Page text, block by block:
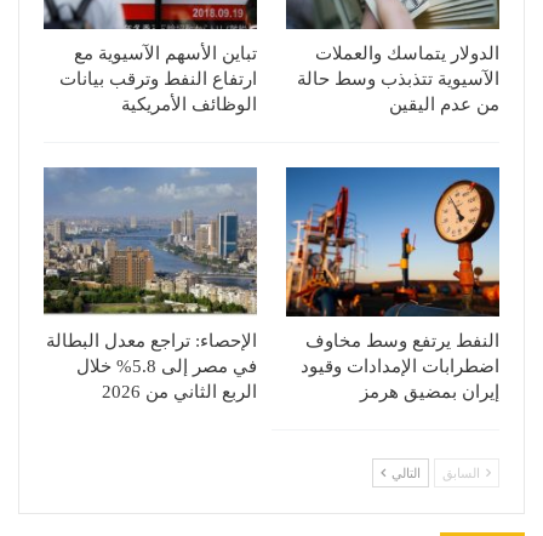
الدولار يتماسك والعملات
الآسيوية تتذبذب وسط حالة
من عدم اليقين
تباين الأسهم الآسيوية مع
ارتفاع النفط وترقب بيانات
الوظائف الأمريكية
النفط يرتفع وسط مخاوف
اضطرابات الإمدادات وقيود
إيران بمضيق هرمز
الإحصاء: تراجع معدل البطالة
في مصر إلى 5.8% خلال
الربع الثاني من 2026
السابق التالي